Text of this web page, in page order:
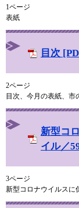
1ページ
表紙
目次
2ページ
目次、今月の表紙、市
新型コ
イル／
3ページ
新型コロナウイルスに